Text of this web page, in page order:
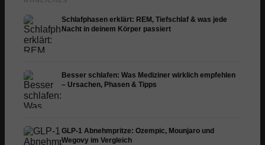
Schlafphasen erklärt: REM, Tiefschlaf & was jede
Nacht in deinem Körper passiert
Besser schlafen: Was Mediziner wirklich empfehlen
– Ursachen, Phasen & Tipps
GLP-1 Abnehmpritze: Ozempic, Mounjaro und
Wegovy im Vergleich